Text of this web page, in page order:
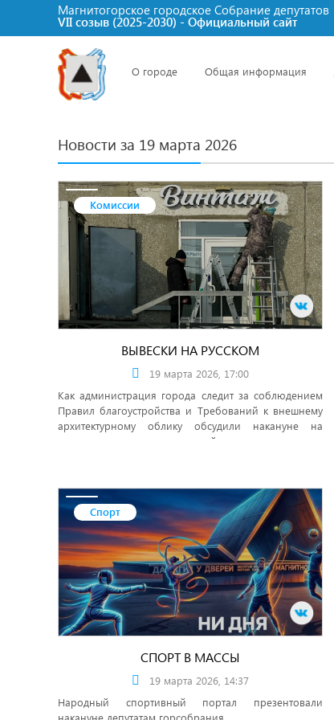
Магнитогорское городское Cобрание депутатов
VII созыв (2025-2030) - Официальный сайт
О городе Общая информация
Новости за 19 марта 2026
Комиссии
ВЫВЕСКИ НА РУССКОМ
19 марта 2026, 17:00
Как администрация города следит за соблюдением
Правил благоустройства и Требований к внешнему
архитектурному облику обсудили накануне на
комиссии по городскому хозяйству, строительству и
Спорт
СПОРТ В МАССЫ
19 марта 2026, 14:37
Народный спортивный портал презентовали
накануне депутатам горсобрания.